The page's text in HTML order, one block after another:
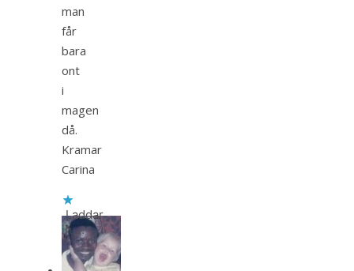
man
får
bara
ont
i
magen
då.
Kramar
Carina
Laddar
in …